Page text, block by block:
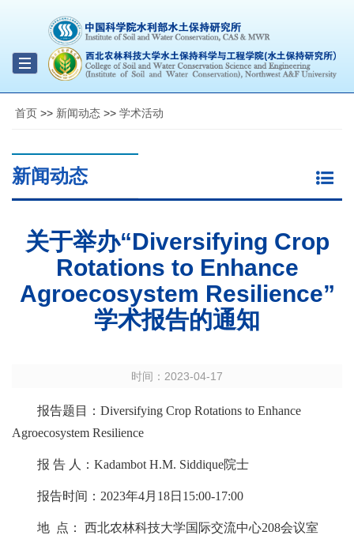
Toggle
navigation
首页 >> 新闻动态 >> 学术活动
新闻动态
关于举办“Diversifying Crop
Rotations to Enhance
Agroecosystem Resilience”
学术报告的通知
时间： 2023-04-17
报告题目：Diversifying Crop Rotations to Enhance
Agroecosystem Resilience
报 告 人：Kadambot H.M. Siddique院士
报告时间：2023年4月18日15:00-17:00
地 点： 西北农林科技大学国际交流中心208会议室